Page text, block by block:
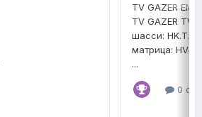
TV GAZER
TV GAZER
шасси:
матрица:
...
0